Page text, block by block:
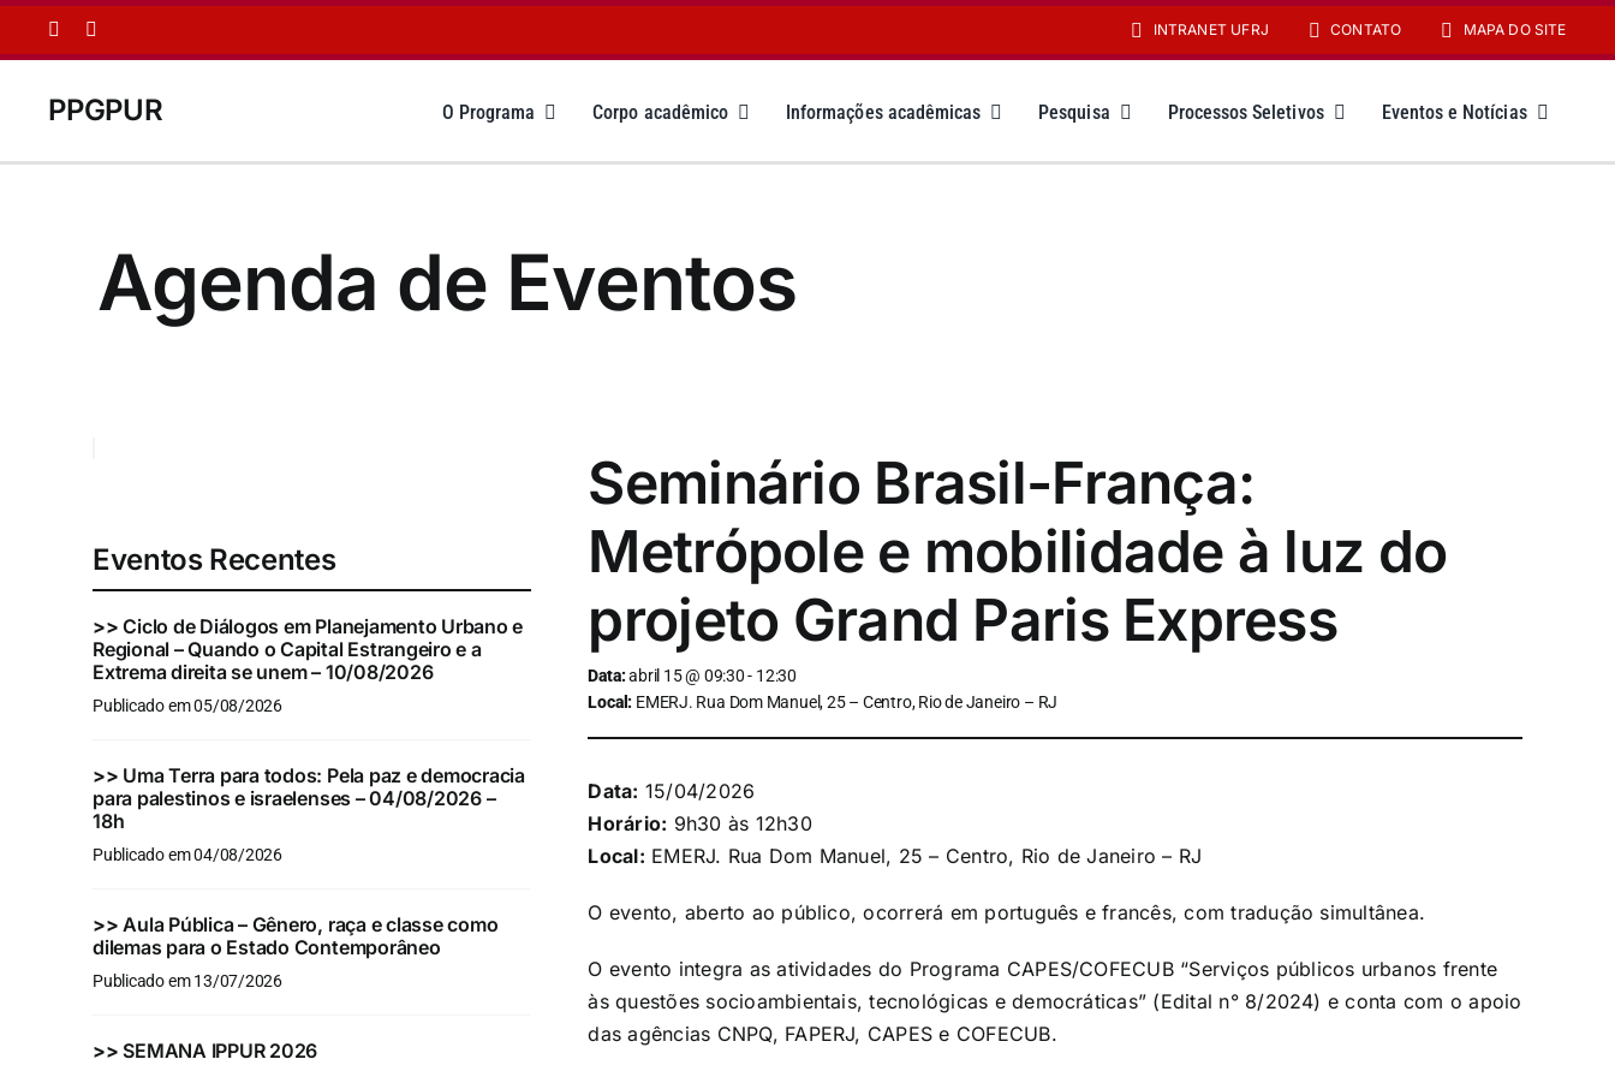
conteúdo
INTRANET UFRJ CONTATO MAPA DO SITE
PPGPUR O Programa Corpo acadêmico Informações acadêmicas Pesquisa Processos Seletivos Eventos e Notícias
Agenda de Eventos
Eventos Recentes
>>Ciclo de Diálogos em Planejamento Urbano e
Regional – Quando o Capital Estrangeiro e a
Extrema direita se unem – 10/08/2026
Publicado em 05/08/2026
>> Uma Terra para todos: Pela paz e democracia
para palestinos e israelenses – 04/08/2026 –
18h
Publicado em 04/08/2026
>> Aula Pública – Gênero, raça e classe como
dilemas para o Estado Contemporâneo
Publicado em 13/07/2026
>> SEMANA IPPUR 2026
Seminário Brasil-França:
Metrópole e mobilidade à luz do
projeto Grand Paris Express
Data:abril 15 @ 09:30 - 12:30
Local: EMERJ. Rua Dom Manuel, 25 – Centro, Rio de Janeiro – RJ
Data: 15/04/2026
Horário: 9h30 às 12h30
Local: EMERJ. Rua Dom Manuel, 25 – Centro, Rio de Janeiro – RJ
O evento, aberto ao público, ocorrerá em português e francês, com tradução simultânea.
O evento integra as atividades do Programa CAPES/COFECUB “Serviços públicos urbanos frente
às questões socioambientais, tecnológicas e democráticas” (Edital n° 8/2024) e conta com o apoio
das agências CNPQ, FAPERJ, CAPES e COFECUB.